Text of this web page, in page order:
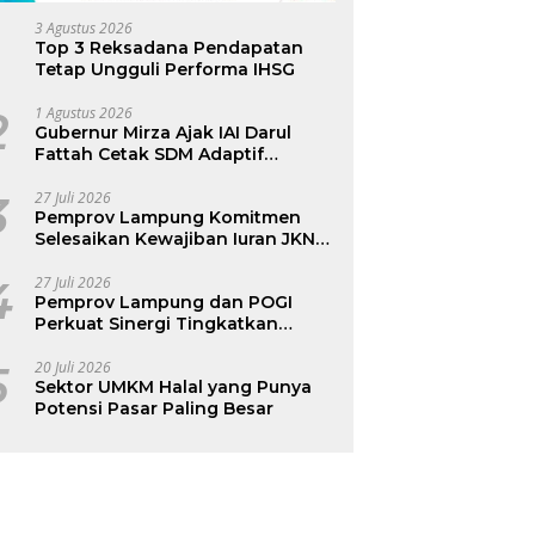
3 Agustus 2026
Top 3 Reksadana Pendapatan
Tetap Ungguli Performa IHSG
1 Agustus 2026
Gubernur Mirza Ajak IAI Darul
Fattah Cetak SDM Adaptif
27 Juli 2026
Pemprov Lampung Komitmen
Selesaikan Kewajiban Iuran JKN
Kepesertaan BPJS Kesehatan
27 Juli 2026
Pemprov Lampung dan POGI
Perkuat Sinergi Tingkatkan
20 Juli 2026
Sektor UMKM Halal yang Punya
Potensi Pasar Paling Besar